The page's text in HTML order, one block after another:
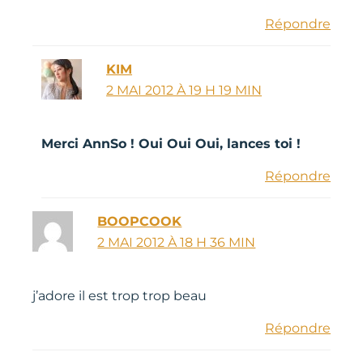
Répondre
KIM
2 MAI 2012 À 19 H 19 MIN
Merci AnnSo ! Oui Oui Oui, lances toi !
Répondre
BOOPCOOK
2 MAI 2012 À 18 H 36 MIN
j’adore il est trop trop beau
Répondre